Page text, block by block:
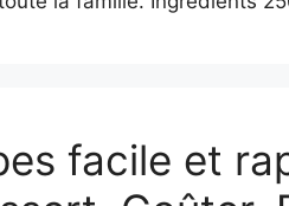
facile et